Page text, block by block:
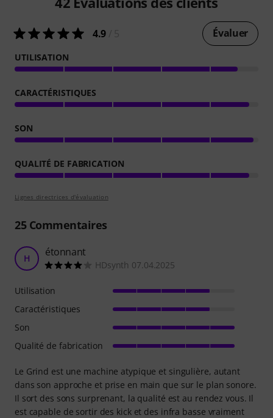
4.9 Évaluer
UTILISATION
CARACTÉRISTIQUES
SON
QUALITÉ DE FABRICATION
Lignes directrices d'évaluation
25Commentaires
H étonnant
HDsynth 07.04.2025
Le Grind est une machine atypique et singulière, autant
dans son approche et prise en main que sur le plan sonore.
Il sort des sons surprenant, la qualité est au rendez vous. Il
est capable de sortir des kick et des infra basse vraiment
Utilisation
Caractéristiques
Son
Qualité de fabrication